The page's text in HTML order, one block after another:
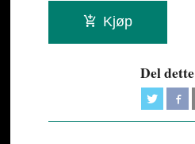
Kjøp
Del dette